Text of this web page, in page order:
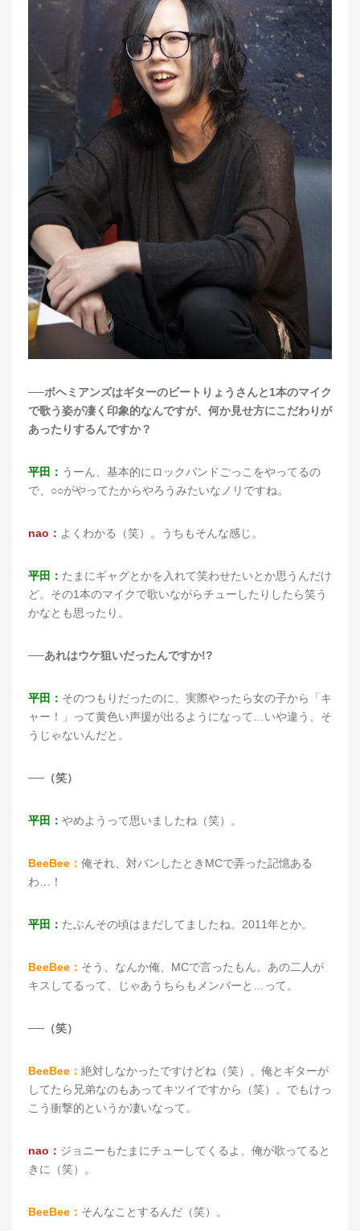
──ボヘミアンズはギターのビートりょうさんと1本のマイク
で歌う姿が凄く印象的なんですが、何か見せ方にこだわりが
あったりするんですか？
平田： うーん、基本的にロックバンドごっこをやってるの
で、○○がやってたからやろうみたいなノリですね。
nao： よくわかる（笑）。うちもそんな感じ。
平田： たまにギャグとかを入れて笑わせたいとか思うんだけ
ど。その1本のマイクで歌いながらチューしたりしたら笑う
かなとも思ったり。
──あれはウケ狙いだったんですか!?
平田： そのつもりだったのに、実際やったら女の子から「キ
ャー！」って黄色い声援が出るようになって…いや違う、そ
うじゃないんだと。
──（笑）
平田： やめようって思いましたね（笑）。
BeeBee： 俺それ、対バンしたときMCで弄った記憶ある
わ…！
平田： たぶんその頃はまだしてましたね。2011年とか。
BeeBee： そう、なんか俺、MCで言ったもん。あの二人が
キスしてるって、じゃあうちらもメンバーと…って。
──（笑）
BeeBee： 絶対しなかったですけどね（笑）。俺とギターが
してたら兄弟なのもあってキツイですから（笑）。でもけっ
こう衝撃的というか凄いなって。
nao： ジョニーもたまにチューしてくるよ、俺が歌ってると
きに（笑）。
BeeBee： そんなことするんだ（笑）。